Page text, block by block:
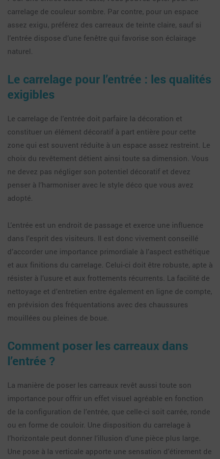
carrelage de couleur sombre. Par contre, pour un espace
assez exigu, préférez des carreaux de teinte claire, sauf si
l’entrée dispose d’une fenêtre qui favorise son éclairage
naturel.
Le carrelage pour l’entrée : les qualités
exigibles
Le carrelage de l’entrée doit parfaire la décoration et
constituer un élément décoratif à part entière pour cette
zone qui est souvent réduite à un espace assez restreint. Le
choix du revêtement détient ainsi toute sa dimension. Vous
ne devez pas négliger son potentiel décoratif et devez
penser à l’harmoniser avec le style déco que vous avez
adopté.
L’entrée est un endroit de passage et exerce une influence
dans l’esprit des visiteurs. Il est donc vivement conseillé
d’accorder une importance primordiale à l’aspect esthétique
et aux finitions du carrelage. Celui-ci doit être robuste, apte à
résister à l’usure et aux frottements récurrents. La facilité de
nettoyage et d’entretien entre également en ligne de compte,
en prévision des fréquentations avec des chaussures
mouillées ou pleines de boue.
Comment poser les carreaux dans
l’entrée ?
La manière de poser les carreaux revêt aussi toute son
importance pour offrir un effet visuel agréable en fonction
de la configuration de l’entrée, que celle-ci soit carrée, ronde
ou en forme de couloir. Une disposition du carrelage à
l’horizontale peut donner l’illusion d’une pièce plus large.
Une pose à la verticale apporte une sensation d’étirement de